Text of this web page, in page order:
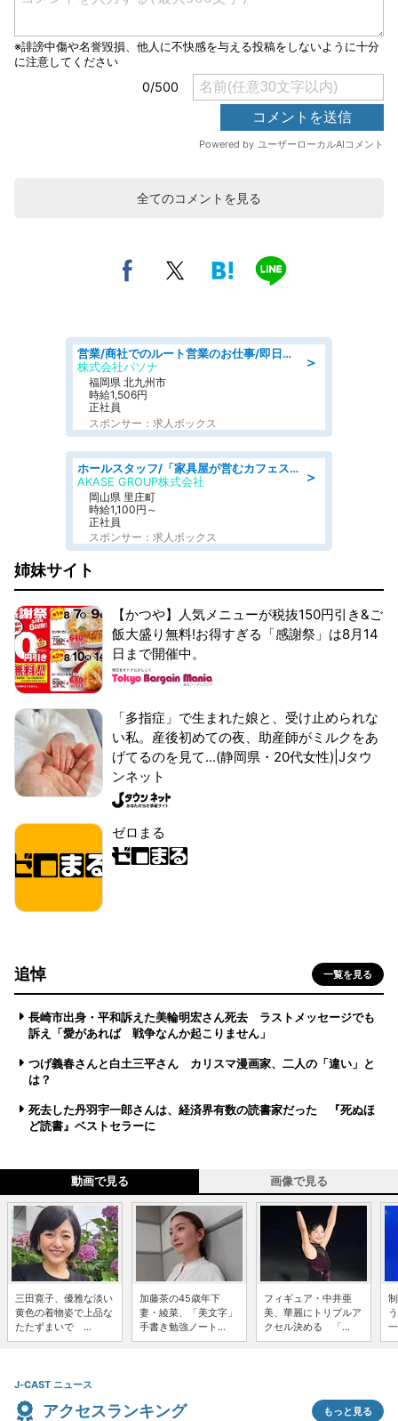
全てのコメントを見る
＞
営業/商社でのルート営業のお仕事/即日勤務可/車通勤可/営業
株式会社パソナ
福岡県 北九州市
時給1,506円
正社員
スポンサー：求人ボックス
＞
ホールスタッフ/「家具屋が営むカフェスタッフ!」週2日～OK!嬉しいまかない付き/岡山県/浅口郡里庄町
AKASE GROUP株式会社
岡山県 里庄町
時給1,100円～
正社員
スポンサー：求人ボックス
姉妹サイト
【かつや】人気メニューが税抜150円引き&ご
飯大盛り無料!お得すぎる「感謝祭」は8月14
日まで開催中。
「多指症」で生まれた娘と、受け止められな
い私。産後初めての夜、助産師がミルクをあ
げてるのを見て...(静岡県・20代女性)|Jタウ
ンネット
ゼロまる
追悼 一覧を見る
長崎市出身・平和訴えた美輪明宏さん死去 ラストメッセージでも
訴え「愛があれば 戦争なんか起こりません」
つげ義春さんと白土三平さん カリスマ漫画家、二人の「違い」と
は？
死去した丹羽宇一郎さんは、経済界有数の読書家だった 『死ぬほ
ど読書』ベストセラーに
動画で見る 画像で見る
三田寛子、優雅な淡い
黄色の着物姿で上品な
たたずまいで ...
加藤茶の45歳年下
妻・綾菜、「美文字」
手書き勉強ノート...
フィギュア・中井亜
美、華麗にトリプルア
クセル決める 「...
J-CAST ニュース
アクセスランキング もっと見る